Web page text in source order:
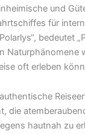
und
für
bedeutet
Naturphänomene
oft erleben
die
hautnah zu